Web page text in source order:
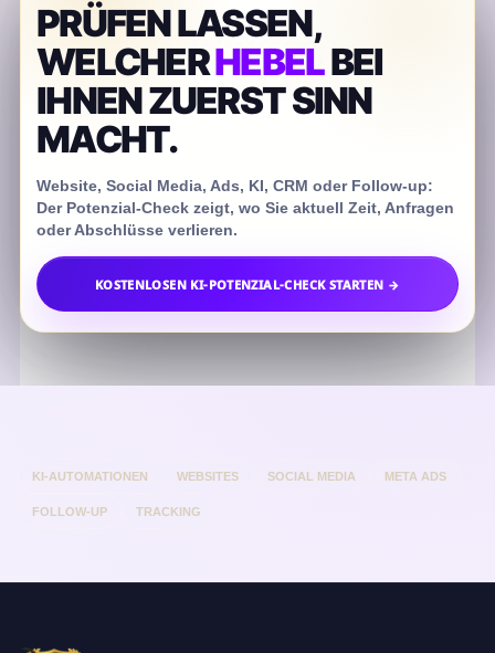
PRÜFEN LASSEN,
WELCHERHEBELBEI
IHNEN ZUERST SINN
MACHT.
Website, Social Media, Ads, KI, CRM oder Follow-up:
Der Potenzial-Check zeigt, wo Sie aktuell Zeit, Anfragen
oder Abschlüsse verlieren.
KOSTENLOSEN KI-POTENZIAL-CHECK STARTEN →
KI-AUTOMATIONEN WEBSITES SOCIAL MEDIA META ADS
FOLLOW-UP TRACKING